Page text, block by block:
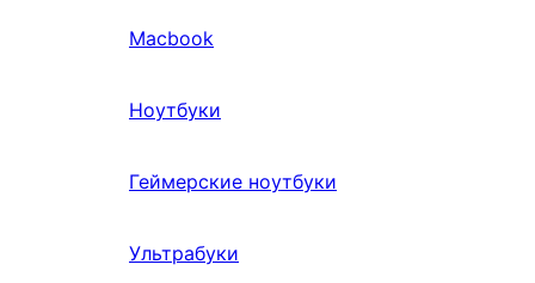
Macbook
Ноутбуки
Геймерские ноутбуки
Ультрабуки